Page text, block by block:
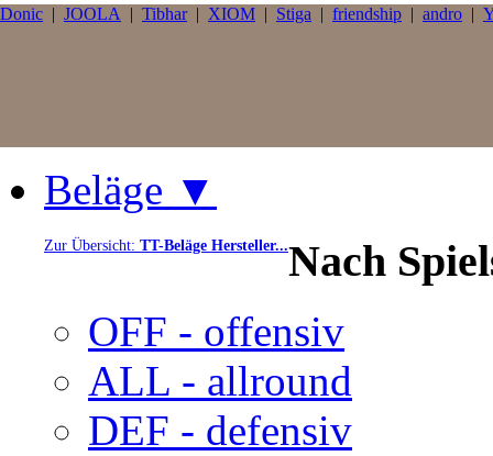
Donic | JOOLA | Tibhar| XIOM | Stiga | friendship | andro |
Beläge ▼
Zur Übersicht: TT-Beläge Hersteller...Nach
OFF - offensiv
ALL - allround
DEF - defensiv